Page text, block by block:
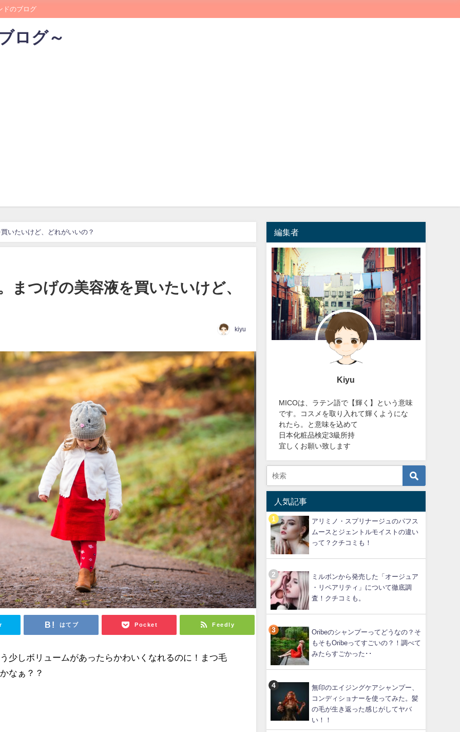
ドのブログ
ログ～
いたいけど、どれがいいの？
まつげの美容液を買いたいけど、
kiyu
はてブ Pocket Feedly
少しボリュームがあったらかわいくなれるのに！まつ毛
なぁ？？
編集者
Kiyu
MICOは、ラテン語で【輝く】という意味
です。コスメを取り入れて輝くようにな
れたら。と意味を込めて
日本化粧品検定3級所持
宜しくお願い致します
人気記事
アリミノ・スプリナージュのパフス
ムースとジェントルモイストの違い
って？クチコミも！
ミルボンから発売した「オージュア
・リペアリティ」について徹底調
査！クチコミも。
Oribeのシャンプーってどうなの？そ
もそもOribeってすごいの？！調べて
みたらすごかった･･
無印のエイジングケアシャンプー、
コンディショナーを使ってみた。髪
の毛が生き返った感じがしてヤバ
い！！